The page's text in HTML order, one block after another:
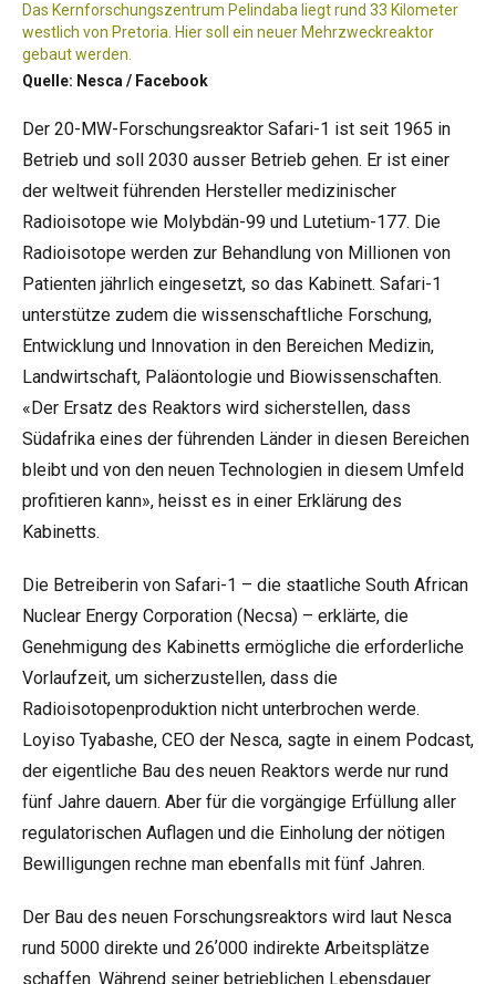
Das Kernforschungszentrum Pelindaba liegt rund 33 Kilometer
westlich von Pretoria. Hier soll ein neuer Mehrzweckreaktor
gebaut werden.
Quelle: Nesca / Facebook
Der 20-MW-Forschungsreaktor Safari-1 ist seit 1965 in
Betrieb und soll 2030 ausser Betrieb gehen. Er ist einer
der weltweit führenden Hersteller medizinischer
Radioisotope wie Molybdän-99 und Lutetium-177. Die
Radioisotope werden zur Behandlung von Millionen von
Patienten jährlich eingesetzt, so das Kabinett. Safari-1
unterstütze zudem die wissenschaftliche Forschung,
Entwicklung und Innovation in den Bereichen Medizin,
Landwirtschaft, Paläontologie und Biowissenschaften.
«Der Ersatz des Reaktors wird sicherstellen, dass
Südafrika eines der führenden Länder in diesen Bereichen
bleibt und von den neuen Technologien in diesem Umfeld
profitieren kann», heisst es in einer Erklärung des
Kabinetts.
Die Betreiberin von Safari-1 – die staatliche South African
Nuclear Energy Corporation (Necsa) – erklärte, die
Genehmigung des Kabinetts ermögliche die erforderliche
Vorlaufzeit, um sicherzustellen, dass die
Radioisotopenproduktion nicht unterbrochen werde.
Loyiso Tyabashe, CEO der Nesca, sagte in einem Podcast,
der eigentliche Bau des neuen Reaktors werde nur rund
fünf Jahre dauern. Aber für die vorgängige Erfüllung aller
regulatorischen Auflagen und die Einholung der nötigen
Bewilligungen rechne man ebenfalls mit fünf Jahren.
Der Bau des neuen Forschungsreaktors wird laut Nesca
rund 5000 direkte und 26ʼ000 indirekte Arbeitsplätze
schaffen. Während seiner betrieblichen Lebensdauer